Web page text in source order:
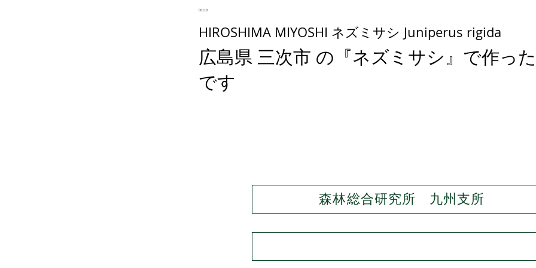
00118
HIROSHIMA MIYOSHI ネズミサシ Juniperus rigida
広島県 三次市 の『ネズミサシ』で作っ
です
森林総合研究所 九州支所